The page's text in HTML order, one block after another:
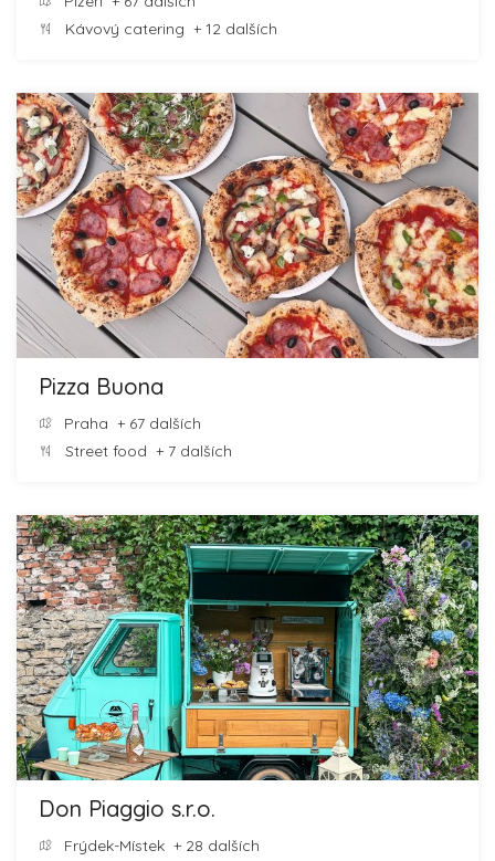
Kávový catering + 12 dalších
Pizza Buona
Praha + 67 dalších
Street food + 7 dalších
Don Piaggio s.r.o.
Frýdek-Místek + 28 dalších